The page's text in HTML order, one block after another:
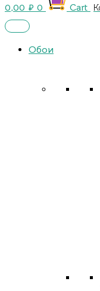
0,00 ₽ 0 Cart
Обои